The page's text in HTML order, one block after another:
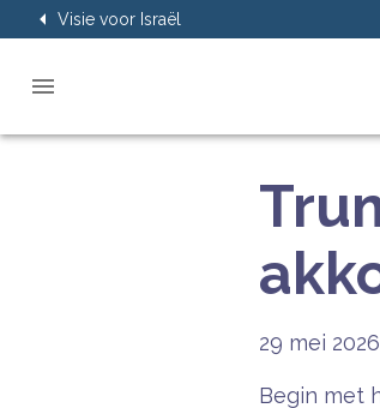
Visie voor Israël
29 mei 2026
Begin met